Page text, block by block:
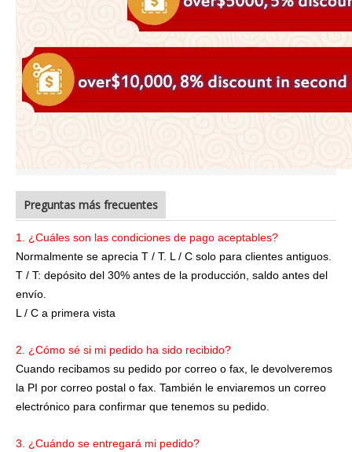
Preguntas más frecuentes
1. ¿Cuáles son las condiciones de pago aceptables?
Normalmente se aprecia T / T. L / C solo para clientes antiguos.
T / T: depósito del 30% antes de la producción, saldo antes del
envío.
L / C a primera vista
2. ¿Cómo sé si mi pedido ha sido recibido?
Cuando recibamos su pedido por correo o fax, le devolveremos
la PI por correo postal o fax. También le enviaremos un correo
electrónico para confirmar que tenemos su pedido.
3. ¿Cuándo se entregará mi pedido?